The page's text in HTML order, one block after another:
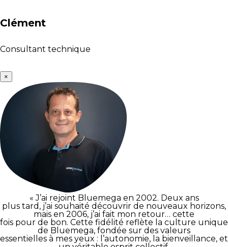
Clément
Consultant technique
×
« J’ai rejoint Bluemega en 2002. Deux ans
plus tard, j’ai souhaité découvrir de nouveaux horizons,
mais en 2006, j’ai fait mon retour… cette
fois pour de bon. Cette fidélité reflète la culture unique
de Bluemega, fondée sur des valeurs
essentielles à mes yeux : l’autonomie, la bienveillance, et